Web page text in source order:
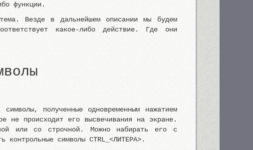
функции.
Везде в дальнейшем описании мы будем
какое-либо действие. Где они
полученные одновременным нажатием
не происходит его высвечивания на экране.
или со строчной. Можно набирать его с
символы CTRL_<ЛИТЕРА>.